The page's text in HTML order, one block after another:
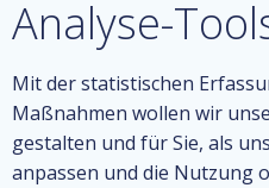
Analyse-
Mit der statistischen
Maßnahmen wollen wir
gestalten und für Sie, als
anpassen und die Nutzung